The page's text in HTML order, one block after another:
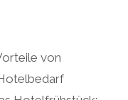
von